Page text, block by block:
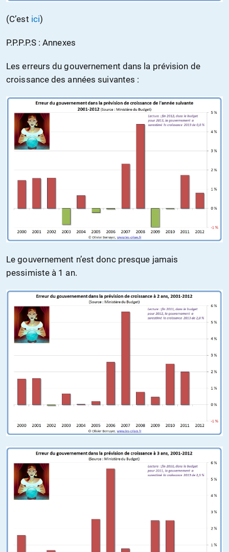
(C’est ici)
P.P.P.P.S : Annexes
Les erreurs du gouvernement dans la prévision de
croissance des années suivantes :
Le gouvernement n’est donc presque jamais
pessimiste à 1 an.